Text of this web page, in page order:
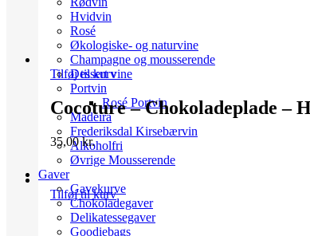
Hvidvin
Rosé
Økologiske- og naturvine
Champagne og mousserende
Dessert vine
Portvin
Rosé Portvin
Madeira
Frederiksdal Kirsebærvin
Alkoholfri
Øvrige Mousserende
Gaver
Gavekurve
Chokoladegaver
Delikatessegaver
Goodiebags
Tilføj til kurv
Cocoture – Chokoladeplade –
35,00kr.
Tilføj til kurv